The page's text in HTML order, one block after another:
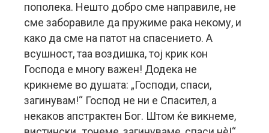
пополека. Нешто добро сме направиле, не
сме заборавиле да пружиме рака некому, и
како да сме на патот на спасението. А
всушност, таа воздишка, тој крик кон
Господа е многу важен! Додека не
крикнеме во душата: „Господи, спаси,
загинувам!“ Господ не ни е Спасител, а
некаков апстрактен Бог. Штом ќе викнеме,